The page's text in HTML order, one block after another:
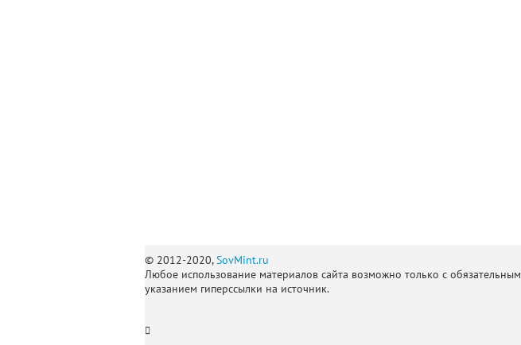
© 2012-2020,SovMint.ru
Любое использование материалов сайта возможно только с обязательным
указанием гиперссылки на источник.